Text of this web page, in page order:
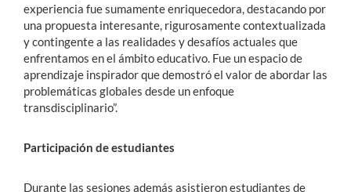
experiencia fue sumamente enriquecedora, destacando por
una propuesta interesante, rigurosamente contextualizada
y contingente a las realidades y desafíos actuales que
enfrentamos en el ámbito educativo. Fue un espacio de
aprendizaje inspirador que demostró el valor de abordar las
problemáticas globales desde un enfoque
transdisciplinario”.
Participación de estudiantes
Durante las sesiones además asistieron estudiantes de